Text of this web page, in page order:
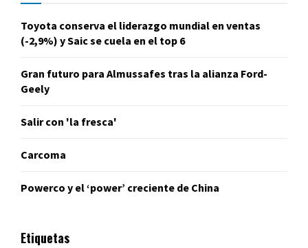
Toyota conserva el liderazgo mundial en ventas
(-2,9%) y Saic se cuela en el top 6
Gran futuro para Almussafes tras la alianza Ford-
Geely
Salir con 'la fresca'
Carcoma
Powerco y el ‘power’ creciente de China
Etiquetas